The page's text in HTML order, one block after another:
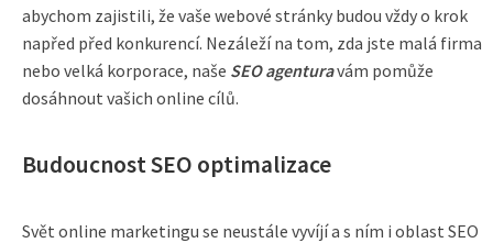
abychom zajistili, že vaše webové stránky budou vždy o krok
napřed před konkurencí. Nezáleží na tom, zda jste malá firma
nebo velká korporace, naše SEO agenturavám pomůže
dosáhnout vašich online cílů.
Budoucnost SEO optimalizace
Svět online marketingu se neustále vyvíjí a s ním i oblast SEO